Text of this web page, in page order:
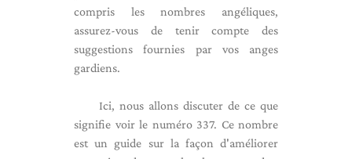
compris les nombres angéliques,
assurez-vous de tenir compte des
suggestions fournies par vos anges
gardiens.
Ici, nous allons discuter de ce que
signifie voir le numéro 337. Ce nombre
est un guide sur la façon d'améliorer